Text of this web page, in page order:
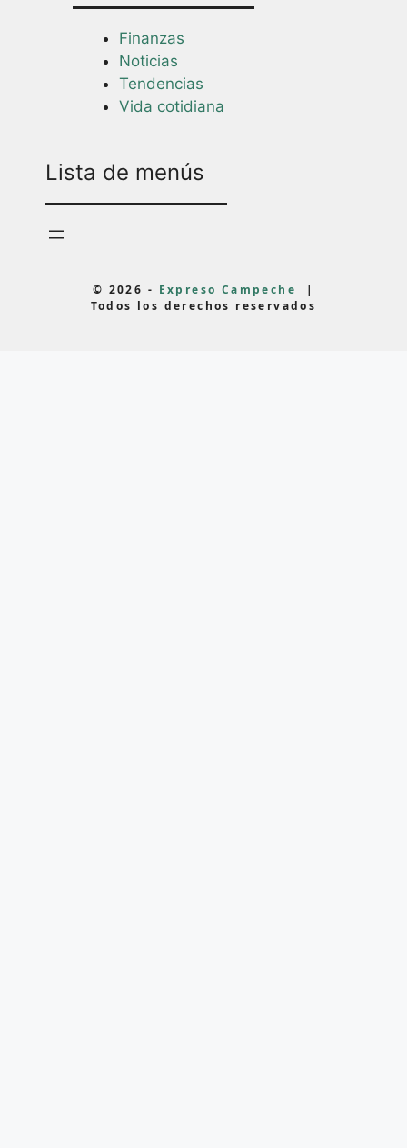
Finanzas
Noticias
Tendencias
Vida cotidiana
Lista de menús
© 2026 - Expreso Campeche
Todos los derechos reservados